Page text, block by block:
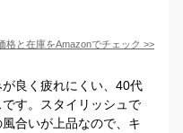
格と在庫をAmazonでチェック >>
良く疲れにくい、40代
す。スタイリッシュで
合いが上品なので、キ